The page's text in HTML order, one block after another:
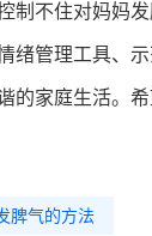
制不住对妈妈
绪管理工具、
的家庭生活。
脾气的方法